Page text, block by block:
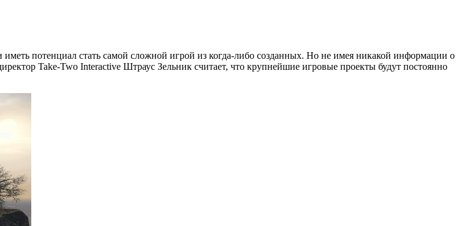
потенциал стать самой сложной игрой из когда-либо созданных. Но не имея никакой информации о
Take-Two Interactive Штраус Зельник считает, что крупнейшие игровые проекты будут постоянно